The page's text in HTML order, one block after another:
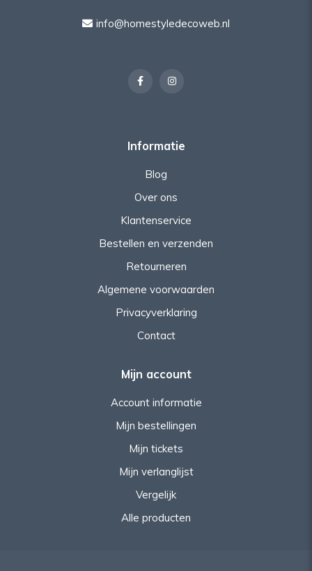
info@homestyledecoweb.nl
Informatie
Blog
Over ons
Klantenservice
Bestellen en verzenden
Retourneren
Algemene voorwaarden
Privacyverklaring
Contact
Mijn account
Account informatie
Mijn bestellingen
Mijn tickets
Mijn verlanglijst
Vergelijk
Alle producten